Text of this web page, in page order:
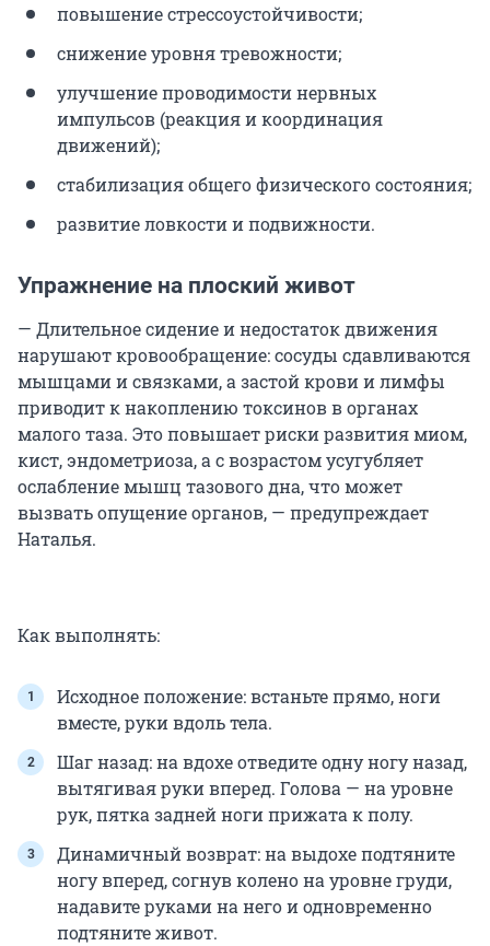
повышение стрессоустойчивости;
снижение уровня тревожности;
улучшение проводимости нервных
импульсов (реакция и координация
движений);
стабилизация общего физического состояния;
развитие ловкости и подвижности.
Упражнение на плоский живот
— Длительное сидение и недостаток движения
нарушают кровообращение: сосуды сдавливаются
мышцами и связками, а застой крови и лимфы
приводит к накоплению токсинов в органах
малого таза. Это повышает риски развития миом,
кист, эндометриоза, а с возрастом усугубляет
ослабление мышц тазового дна, что может
вызвать опущение органов, — предупреждает
Наталья.
Как выполнять:
Исходное положение: встаньте прямо, ноги
вместе, руки вдоль тела.
Шаг назад: на вдохе отведите одну ногу назад,
вытягивая руки вперед. Голова — на уровне
рук, пятка задней ноги прижата к полу.
Динамичный возврат: на выдохе подтяните
ногу вперед, согнув колено на уровне груди,
надавите руками на него и одновременно
подтяните живот.